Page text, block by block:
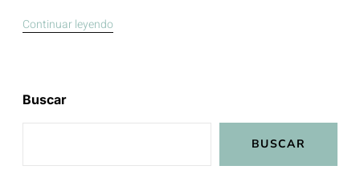
Continuar leyendo
Buscar
BUSCAR